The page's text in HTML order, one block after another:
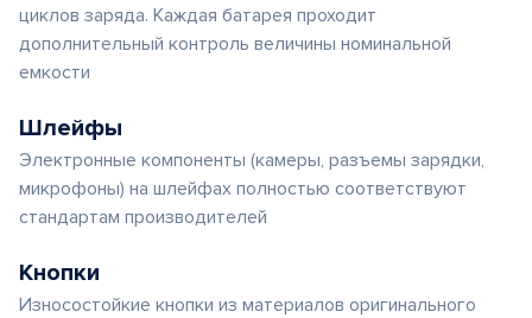
циклов заряда. Каждая батарея проходит
дополнительный контроль величины номинальной
емкости
Шлейфы
Электронные компоненты (камеры, разъемы зарядки,
микрофоны) на шлейфах полностью соответствуют
стандартам производителей
Кнопки
Износостойкие кнопки из материалов оригинального